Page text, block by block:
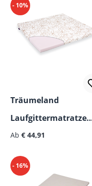
- 10%
Träumeland
Laufgittermatratze
Basic 68x98/ 98x98 cm
Regulärer Preis:
Ab € 44,91
- 16%